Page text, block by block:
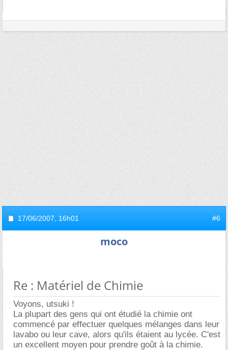
17/06/2007, 16h01 #6
moco
Re : Matériel de Chimie
Voyons, utsuki !
La plupart des gens qui ont étudié la chimie ont
commencé par effectuer quelques mélanges dans leur
lavabo ou leur cave, alors qu'ils étaient au lycée. C'est
un excellent moyen pour prendre goût à la chimie.